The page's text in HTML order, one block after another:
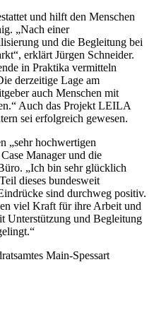
und hilft den Menschen
„Nach einer
und die Begleitung bei
erklärt Jürgen Schneider.
in Praktika vermitteln
derzeitige Lage am
auch Menschen mit
Auch das Projekt LEILA
sei erfolgreich gewesen.
„sehr hochwertigen
Manager und die
„Ich bin sehr glücklich
dieses bundesweit
sind durchweg positiv.
viel Kraft für ihre Arbeit und
Unterstützung und Begleitung
Main-Spessart